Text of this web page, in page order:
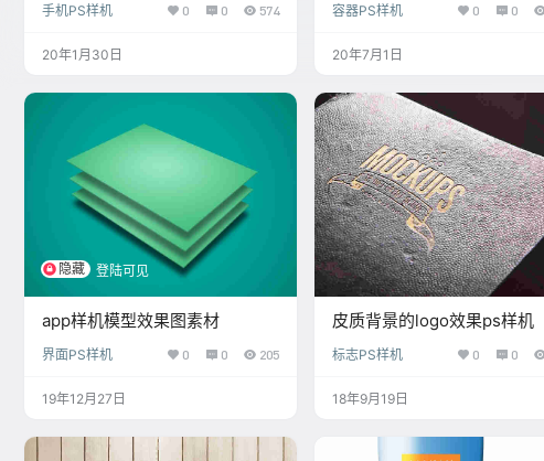
手机PS样机 0 0 574
20年1月30日
容器PS样机 0 0
20年7月1日
隐藏 登陆可见
app样机模型效果图素材
界面PS样机 0 0 205
19年12月27日
皮质背景的logo效果ps样机
标志PS样机 0 0
18年9月19日